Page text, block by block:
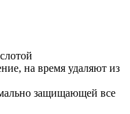
на время удаляют из
защищающей все